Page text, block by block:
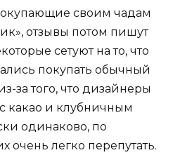
своим чадам
отзывы потом пишут
сетуют на то, что
покупать обычный
за того, что дизайнеры
какао и клубничным
одинаково, по
очень легко перепутать.